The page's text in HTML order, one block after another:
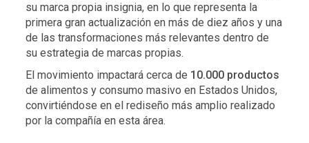
su marca propia insignia, en lo que representa la
primera gran actualización en más de diez años y una
de las transformaciones más relevantes dentro de
su estrategia de marcas propias.
El movimiento impactará cerca de 10.000 productos
de alimentos y consumo masivo en Estados Unidos,
convirtiéndose en el rediseño más amplio realizado
por la compañía en esta área.